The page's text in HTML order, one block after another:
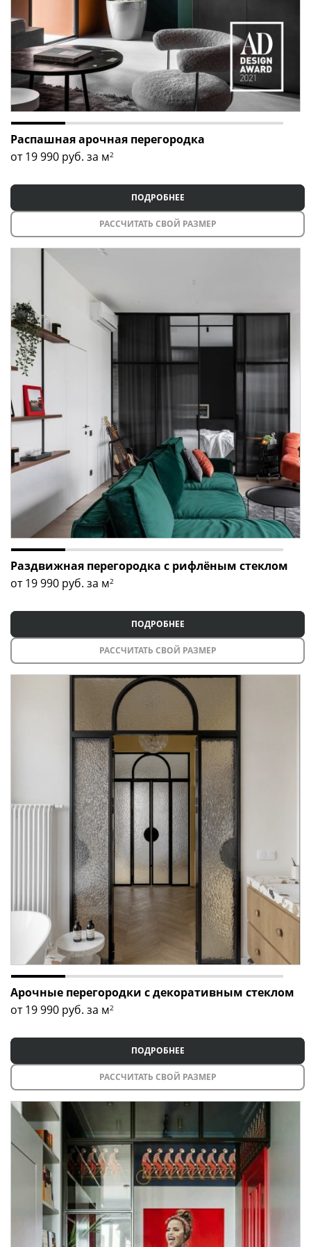
Распашная арочная перегородка
от 19 990 руб. за м2
ПОДРОБНЕЕ
РАССЧИТАТЬ СВОЙ РАЗМЕР
Раздвижная перегородка с рифлёным стеклом
от 19 990 руб. за м2
ПОДРОБНЕЕ
РАССЧИТАТЬ СВОЙ РАЗМЕР
Арочные перегородки с декоративным стеклом
от 19 990 руб. за м2
ПОДРОБНЕЕ
РАССЧИТАТЬ СВОЙ РАЗМЕР